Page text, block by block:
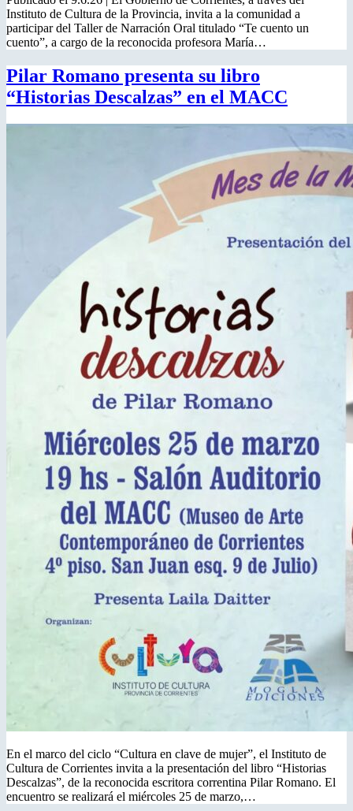
Instituto de Cultura de la Provincia, invita a la comunidad a
participar del Taller de Narración Oral titulado “Te cuento un
cuento”, a cargo de la reconocida profesora María…
Pilar Romano presenta su libro
“Historias Descalzas” en el MACC
En el marco del ciclo “Cultura en clave de mujer”, el Instituto de
Cultura de Corrientes invita a la presentación del libro “Historias
Descalzas”, de la reconocida escritora correntina Pilar Romano. El
encuentro se realizará el miércoles 25 de marzo,…